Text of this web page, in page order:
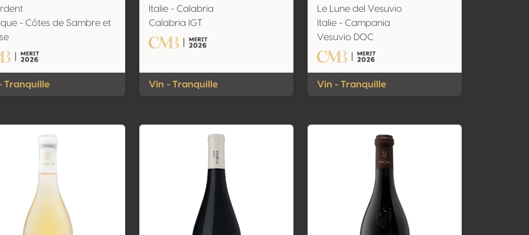
- Côtes de Sambre et
Tranquille
Italie - Calabria
Calabria IGT
Vin - Tranquille
Le Lune del Vesuvio
Italie - Campania
Vesuvio DOC
Vin - Tranquille